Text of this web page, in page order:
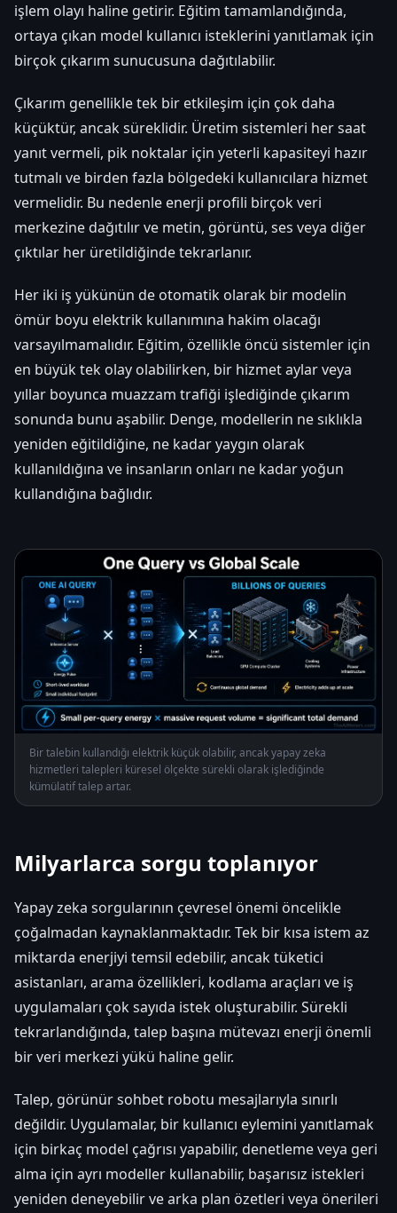
işlem olayı haline getirir. Eğitim tamamlandığında,
ortaya çıkan model kullanıcı isteklerini yanıtlamak için
birçok çıkarım sunucusuna dağıtılabilir.
Çıkarım genellikle tek bir etkileşim için çok daha
küçüktür, ancak süreklidir. Üretim sistemleri her saat
yanıt vermeli, pik noktalar için yeterli kapasiteyi hazır
tutmalı ve birden fazla bölgedeki kullanıcılara hizmet
vermelidir. Bu nedenle enerji profili birçok veri
merkezine dağıtılır ve metin, görüntü, ses veya diğer
çıktılar her üretildiğinde tekrarlanır.
Her iki iş yükünün de otomatik olarak bir modelin
ömür boyu elektrik kullanımına hakim olacağı
varsayılmamalıdır. Eğitim, özellikle öncü sistemler için
en büyük tek olay olabilirken, bir hizmet aylar veya
yıllar boyunca muazzam trafiği işlediğinde çıkarım
sonunda bunu aşabilir. Denge, modellerin ne sıklıkla
yeniden eğitildiğine, ne kadar yaygın olarak
kullanıldığına ve insanların onları ne kadar yoğun
kullandığına bağlıdır.
Bir talebin kullandığı elektrik küçük olabilir, ancak yapay zeka
hizmetleri talepleri küresel ölçekte sürekli olarak işlediğinde
kümülatif talep artar.
Milyarlarca sorgu toplanıyor
Yapay zeka sorgularının çevresel önemi öncelikle
çoğalmadan kaynaklanmaktadır. Tek bir kısa istem az
miktarda enerjiyi temsil edebilir, ancak tüketici
asistanları, arama özellikleri, kodlama araçları ve iş
uygulamaları çok sayıda istek oluşturabilir. Sürekli
tekrarlandığında, talep başına mütevazı enerji önemli
bir veri merkezi yükü haline gelir.
Talep, görünür sohbet robotu mesajlarıyla sınırlı
değildir. Uygulamalar, bir kullanıcı eylemini yanıtlamak
için birkaç model çağrısı yapabilir, denetleme veya geri
alma için ayrı modeller kullanabilir, başarısız istekleri
yeniden deneyebilir ve arka plan özetleri veya önerileri